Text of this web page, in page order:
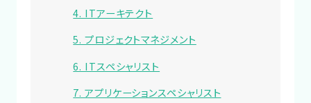
4. ITアーキテクト
5. プロジェクトマネジメント
6. ITスペシャリスト
7. アプリケーションスペシャリスト